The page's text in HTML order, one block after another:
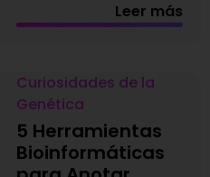
Leer más
Curiosidades de la
Genética
5 Herramientas
Bioinformáticas